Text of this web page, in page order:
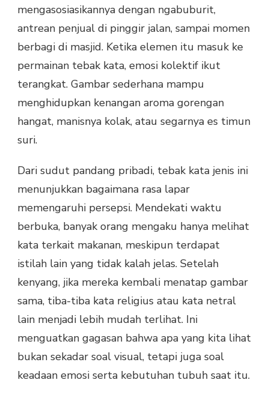
mengasosiasikannya dengan ngabuburit,
antrean penjual di pinggir jalan, sampai momen
berbagi di masjid. Ketika elemen itu masuk ke
permainan tebak kata, emosi kolektif ikut
terangkat. Gambar sederhana mampu
menghidupkan kenangan aroma gorengan
hangat, manisnya kolak, atau segarnya es timun
suri.
Dari sudut pandang pribadi, tebak kata jenis ini
menunjukkan bagaimana rasa lapar
memengaruhi persepsi. Mendekati waktu
berbuka, banyak orang mengaku hanya melihat
kata terkait makanan, meskipun terdapat
istilah lain yang tidak kalah jelas. Setelah
kenyang, jika mereka kembali menatap gambar
sama, tiba-tiba kata religius atau kata netral
lain menjadi lebih mudah terlihat. Ini
menguatkan gagasan bahwa apa yang kita lihat
bukan sekadar soal visual, tetapi juga soal
keadaan emosi serta kebutuhan tubuh saat itu.